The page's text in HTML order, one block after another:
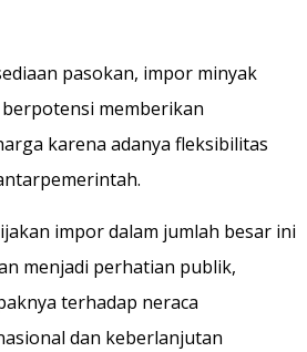
pasokan, impor minyak
memberikan
karena adanya fleksibilitas
impor dalam jumlah besar ini
menjadi perhatian publik,
terhadap neraca
dan keberlanjutan